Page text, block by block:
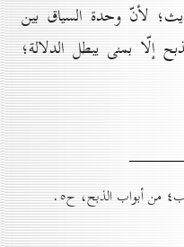
لأنّ وحدة السياق بين
إلّا بمنى يبطل الدلالة؛